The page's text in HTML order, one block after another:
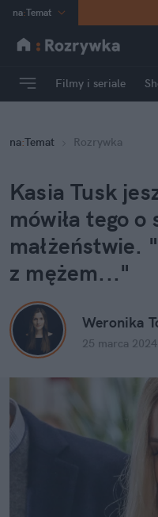
na:Temat
INN Poland
mama
Rozrywka
Filmy i seriale
na:Temat Rozrywka
Kasia Tusk
mówiła tego o
małżeństwie.
z mężem..."
Weronika
25 marca